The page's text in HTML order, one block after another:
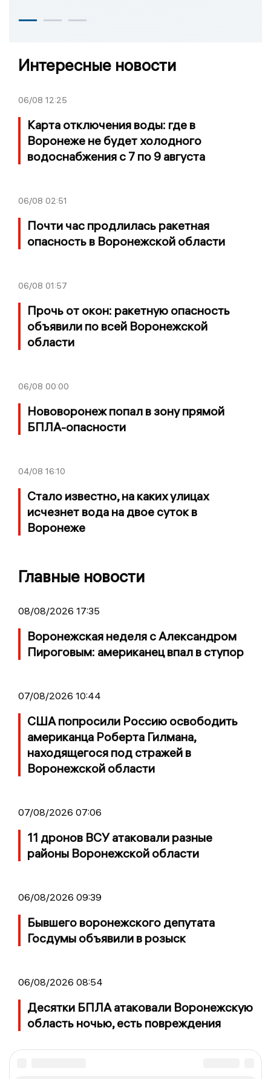
Интересные новости
06/08 12:25
Карта отключения воды: где в
Воронеже не будет холодного
водоснабжения с 7 по 9 августа
06/08 02:51
Почти час продлилась ракетная
опасность в Воронежской области
06/08 01:57
Прочь от окон: ракетную опасность
объявили по всей Воронежской
области
06/08 00:00
Нововоронеж попал в зону прямой
БПЛА-опасности
04/08 16:10
Стало известно, на каких улицах
исчезнет вода на двое суток в
Воронеже
Главные новости
08/08/2026 17:35
Воронежская неделя с Александром
Пироговым: американец впал в ступор
07/08/2026 10:44
США попросили Россию освободить
американца Роберта Гилмана,
находящегося под стражей в
Воронежской области
07/08/2026 07:06
11 дронов ВСУ атаковали разные
районы Воронежской области
06/08/2026 09:39
Бывшего воронежского депутата
Госдумы объявили в розыск
06/08/2026 08:54
Десятки БПЛА атаковали Воронежскую
область ночью, есть повреждения